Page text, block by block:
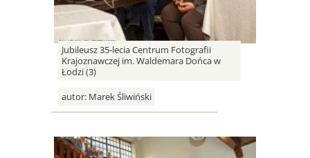
Jubileusz 35-lecia Centrum Fotografii
Krajoznawczej im. Waldemara Dońca w
Łodzi (3)
autor: Marek Śliwiński